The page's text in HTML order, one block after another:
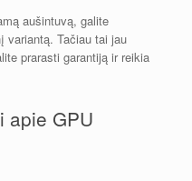
aušintuvą, galite
variantą. Tačiau tai jau
prarasti garantiją ir reikia
apie GPU